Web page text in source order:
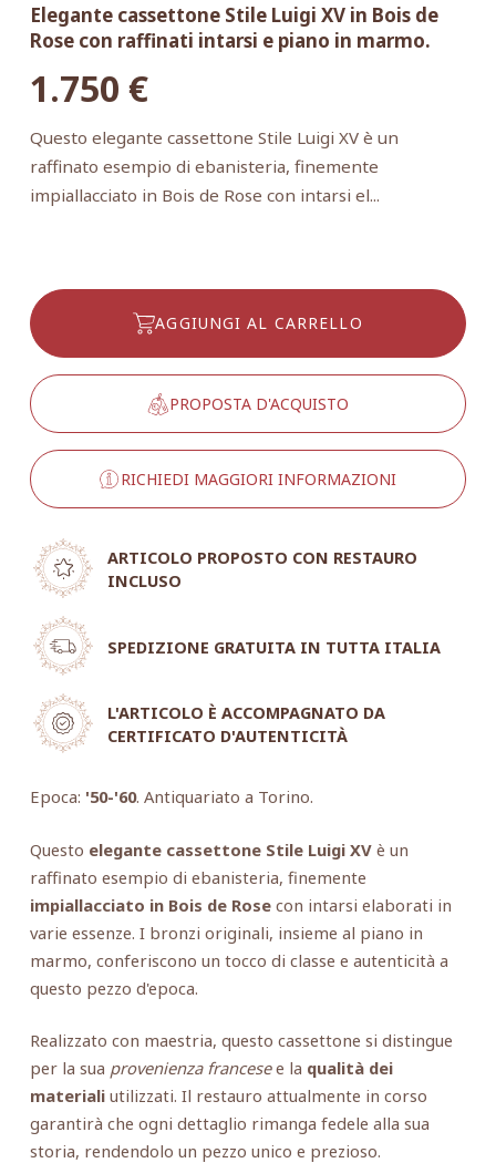
Elegante cassettone Stile Luigi XV in Bois de
Rose con raffinati intarsi e piano in marmo.
1.750 €
Questo elegante cassettone Stile Luigi XV è un
raffinato esempio di ebanisteria, finemente
impiallacciato in Bois de Rose con intarsi el...
AGGIUNGI AL CARRELLO
PROPOSTA D'ACQUISTO
RICHIEDI MAGGIORI INFORMAZIONI
ARTICOLO PROPOSTO CON RESTAURO
INCLUSO
SPEDIZIONE GRATUITA IN TUTTA ITALIA
L'ARTICOLO È ACCOMPAGNATO DA
CERTIFICATO D'AUTENTICITÀ
Epoca: '50-'60. Antiquariato a Torino.
Questo elegante cassettone Stile Luigi XVè un
raffinato esempio di ebanisteria, finemente
impiallacciato in Bois de Rosecon intarsi elaborati in
varie essenze. I bronzi originali, insieme al piano in
marmo, conferiscono un tocco di classe e autenticità a
questo pezzo d'epoca.
Realizzato con maestria, questo cassettone si distingue
per la sua provenienza francesee la qualità dei
materialiutilizzati. Il restauro attualmente in corso
garantirà che ogni dettaglio rimanga fedele alla sua
storia, rendendolo un pezzo unico e prezioso.